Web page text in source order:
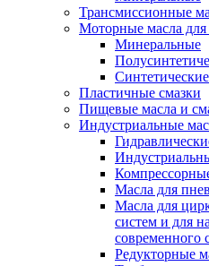
Трансмиссионные
Моторные масла для
Минеральные
Синтетические
Пластичные смазки
Пищевые масла и
Индустриальные
Масла для
Масла для
систем и для
современного
Редукторные